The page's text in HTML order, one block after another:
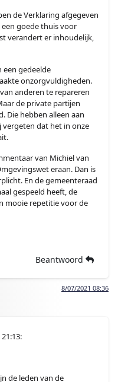
de Verklaring afgegeven
goede thuis voor
verandert er inhoudelijk,
een gedeelde
onzorgvuldigheden.
anderen te repareren
de private partijen
Die hebben alleen aan
vergeten dat het in onze
van Michiel van
eraan. Dan is
En de gemeenteraad
gespeeld heeft, de
mooie repetitie voor de
Beantwoord
8/07/2021 08:36
de leden van de